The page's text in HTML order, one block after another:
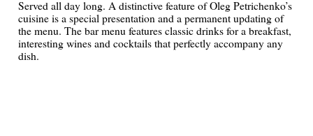
Served all day long. A distinctive feature of Oleg Petrichenko’s
cuisine is a special presentation and a permanent updating of
the menu. The bar menu features classic drinks for a breakfast,
interesting wines and cocktails that perfectly accompany any
dish.